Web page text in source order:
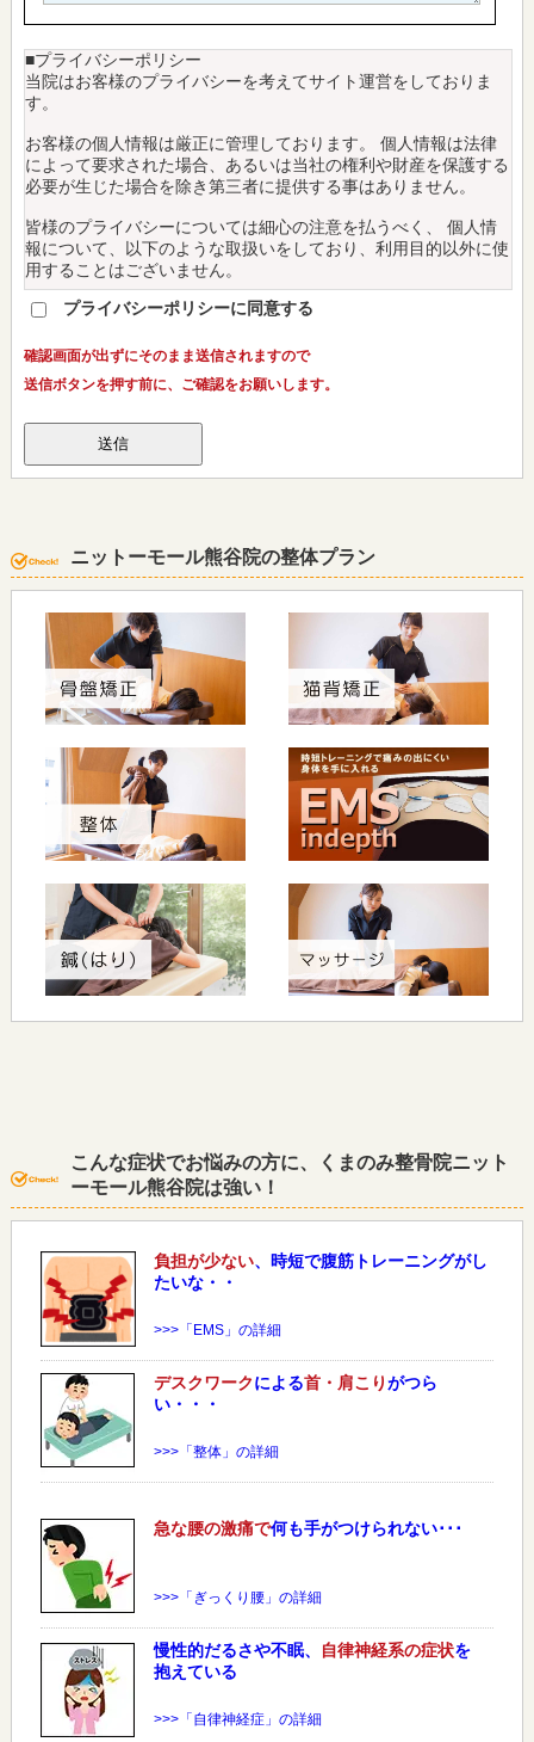
■プライバシーポリシー
当院はお客様のプライバシーを考えてサイト運営をしておりま
す。
お客様の個人情報は厳正に管理しております。 個人情報は法律
によって要求された場合、あるいは当社の権利や財産を保護する
必要が生じた場合を除き第三者に提供する事はありません。
皆様のプライバシーについては細心の注意を払うべく、 個人情
報について、以下のような取扱いをしており、利用目的以外に使
用することはございません。
１．個人情報の収集について当院が皆様の個人情報を収集する場
の他の目的に個人情報を利用する場合は利用目的を、あらかじめ
お知らせし、ご了解を得た上で実施いたします。
の利用につきましては以下の場合を除き、本来の利用目的の範囲
を超えて使用いたしません。当院は、法令の定める場合等を除
き、皆様の許可なく、その情報を第３者に提供いたしません。
合
３．個人情報の適正管理について
当院は、皆様の個人情報について、正確かつ最新の状態に保ち、
皆様の個人情報の漏えい、紛失、破壊、改ざん又は皆様の個人情
報への不正なアクセスを防止することに努めます。
４．個人情報の確認・修正等について
当院は、皆様の個人情報について皆様が開示を求められた場合に
は、遅滞なく内容を確認し、当院の「患者情報の提供等に関する
指針」に従って対応いたします。また、内容が事実でない等の理
由で訂正を求められた場合も、調査し適切に対応いたします。
５．問い合わせの窓口
のお問い合わせは当院の受付でさせていただきます。
６．法令の遵守と個人情報保護の仕組みの改善
当院は、個人情報の保護に関する日本の法令、その他の規範を遵
守するとともに、上記の各項目の見直しを適宜行い、個人情報保
プライバシーポリシーに同意する
確認画面が出ずにそのまま送信されますので
送信ボタンを押す前に、ご確認をお願いします。
ニットーモール熊谷院の整体プラン
こんな症状でお悩みの方に、くまのみ整骨院ニット
ーモール熊谷院は強い！
負担が少ない、時短で腹筋トレーニングがし
たいな・・
>>>「EMS」の詳細
デスクワークによる首・肩こりがつら
い・・・
>>>「整体」の詳細
急な腰の激痛で何も手がつけられない･･･
>>>「ぎっくり腰」の詳細
慢性的だるさや不眠、 自律神経系の症状を
抱えている
>>>「自律神経症」の詳細